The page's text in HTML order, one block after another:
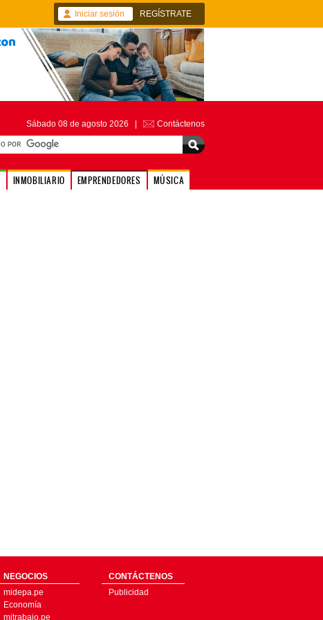
Iniciar sesión REGÍSTRATE
Sábado 08 de agosto 2026 | Contáctenos
INMOBILIARIO EMPRENDEDORES MÚSICA
NEGOCIOS
midepa.pe
Economía
mitrabajo.pe
CONTÁCTENOS
Publicidad